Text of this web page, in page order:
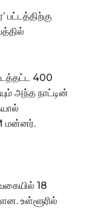
பட்டத்திற்கு
400
அந்த நாட்டின்
மன்னர்.
18
உள்ளூரில்